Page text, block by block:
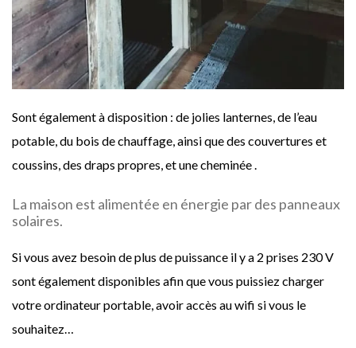
Sont également à disposition : de jolies lanternes, de l’eau
potable, du bois de chauffage, ainsi que des couvertures et
coussins, des draps propres, et une cheminée .
La maison est alimentée en énergie par des panneaux
solaires.
Si vous avez besoin de plus de puissance il y a 2 prises 230 V
sont également disponibles afin que vous puissiez charger
votre ordinateur portable, avoir accès au wifi si vous le
souhaitez…